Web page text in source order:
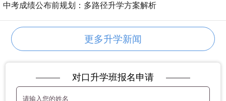
中考成绩公布前规划：多路径升学方案解析
更多升学新闻
对口升学班报名申请